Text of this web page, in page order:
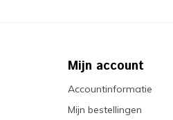
Mijn account
Accountinformatie
Mijn bestellingen